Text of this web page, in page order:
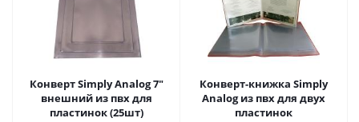
Конверт Simply Analog 7"
внешний из пвх для
пластинок (25шт)
Конверт-книжка Simply
Analog из пвх для двух
пластинок